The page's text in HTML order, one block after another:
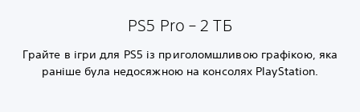
PS5 Pro – 2 ТБ
Грайте в ігри для PS5 із приголомшливою графікою, яка
раніше була недосяжною на консолях PlayStation.